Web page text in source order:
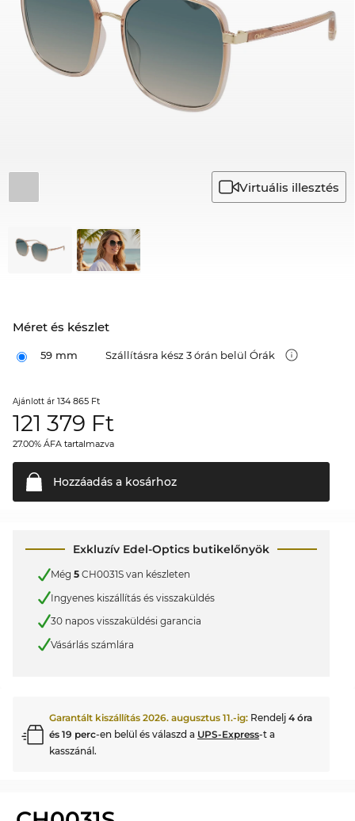
Virtuális illesztés
Méret és készlet
59 mm Szállításra kész 3 órán belül Órák
Ajánlott ár 134 865 Ft
121 379 Ft
27.00% ÁFA tartalmazva
Hozzáadás a kosárhoz
Exkluzív Edel-Optics butikelőnyök
Még 5 CH0031S van készleten
Ingyenes kiszállítás és visszaküldés
30 napos visszaküldési garancia
Vásárlás számlára
Garantált kiszállítás 2026. augusztus 11.-ig: Rendelj 4 óra
és 19 perc-en belül és válaszd a UPS-Express-t a
kasszánál.